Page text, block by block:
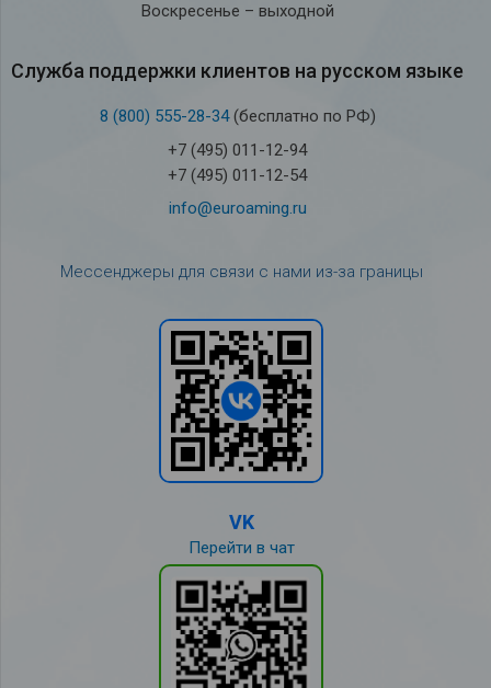
Воскресенье – выходной
Служба под­держки кли­ен­тов на рус­ском языке
8 (800) 555-28-34(бесплатно по РФ)
+7 (495) 011-12-94
+7 (495) 011-12-54
info@euroaming.ru
Мессенджеры для связи с нами из-за границы
VK
Перейти в чат